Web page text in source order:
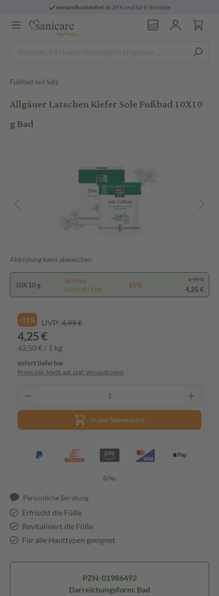
versandkostenfreiab 29 € und für E-Rezepte
Fußbad mit Salz
Allgäuer Latschen Kiefer Sole Fußbad 10X10
g Bad
Abbildung kann abweichen
10X10 g
Spartipp
(42,50 € / 1 kg)
-15%
4,99 €
4,25 €
-15% UVP: 4,99 €
4,25 €
42,50 € / 1 kg
sofort lieferbar
Preise inkl. MwSt. ggf. zzgl. Versandkosten
In den Warenkorb
Persönliche Beratung
Erfrischt die Füße
Revitalisiert die Füße
Für alle Hauttypen geeignet
PZN: 01986492
Darreichungsform: Bad